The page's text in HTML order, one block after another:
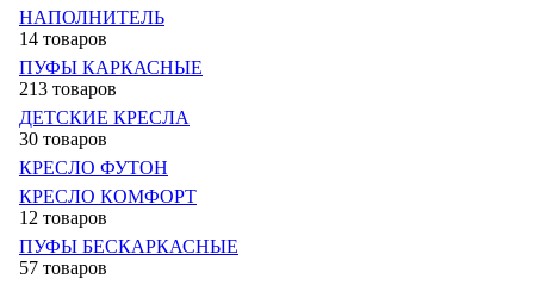
НАПОЛНИТЕЛЬ
14 товаров
ПУФЫ КАРКАСНЫЕ
213 товаров
ДЕТСКИЕ КРЕСЛА
30 товаров
КРЕСЛО ФУТОН
КРЕСЛО КОМФОРТ
12 товаров
ПУФЫ БЕСКАРКАСНЫЕ
57 товаров